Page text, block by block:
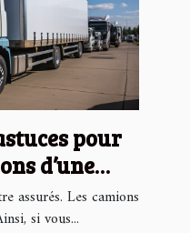
pour
d’une
?
assurés. Les camions
si vous...